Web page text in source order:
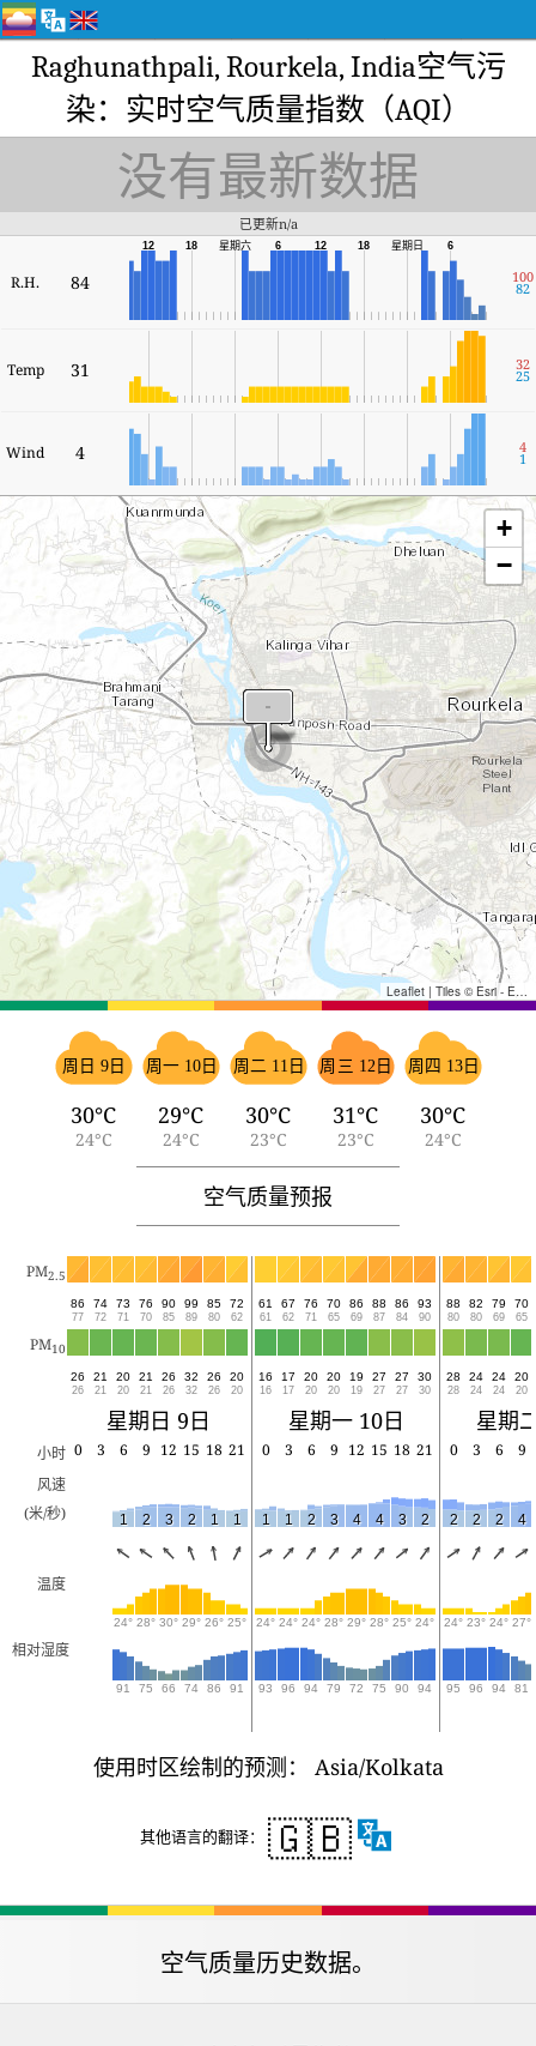
Raghunathpali, Rourkela, India空气污
染：实时空气质量指数（AQI）
没有最新数据
已更新n/a
R.H. 84
6
星期日
18
12
6
星期六
18
12
100
82
Temp 31 32
25
Wind 4 4
1
+
−
Leaflet | Tiles © Esri - Esri, DeLorme, NAVTEQ, TomTom, Intermap, iPC, USGS, FAO, NPS, NRCAN, GeoBase, Kadaster NL, Ordnance Survey, Esri Japan, METI, Esri China (Hong Kong), and the GIS User Community
周日 9日
30°C
24°C
周一 10日
29°C
24°C
周二 11日
30°C
23°C
周三 12日
31°C
23°C
周四 13日
30°C
24°C
空气质量预报
PM2.5
86
77
74
72
73
71
76
70
90
85
99
89
85
80
72
62
61
61
67
62
76
71
70
65
86
69
88
87
86
84
93
90
88
80
82
80
79
69
70
65
PM10
26
26
21
21
20
20
21
21
26
26
32
32
26
26
20
20
16
16
17
17
20
20
20
20
19
19
27
27
27
27
30
30
28
28
24
24
24
24
20
20
星期日 9日 星期一 10日 星期
小时 0 3 6 9 12 15 18 21 0 3 6 9 12 15 18 21 0 3 6
9
风速
(米/秒)
1 2 3 2 1 1 1 1 2 3 4 4 3 2 2 2 2 4
温度
24° 28° 30° 29° 26° 25° 24° 24° 24° 28° 29° 28° 25° 24° 24° 23° 24° 27°
相对湿度
91 75 66 74 86 91 93 96 94 79 72 75 90 94 95 96 94 81
使用时区绘制的预测： Asia/Kolkata
其他语言的翻译： 🇬🇧
空气质量历史数据。